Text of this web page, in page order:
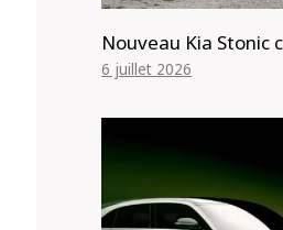
Nouveau Kia Stonic
6 juillet 2026